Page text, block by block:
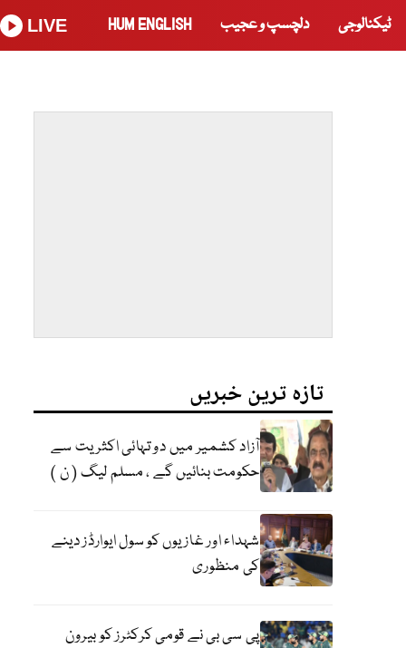
ٹیکنالوجی دلچسپ و عجیب HUM ENGLISH
LIVE
تازہ ترین خبریں
آزاد کشمیر میں دو تہائی اکثریت سے
حکومت بنائیں گے ، مسلم لیگ ( ن )
شہداء اور غازیوں کو سول ایوارڈز دینے
کی منظوری
پی سی بی نے قومی کرکٹرز کو بیرون